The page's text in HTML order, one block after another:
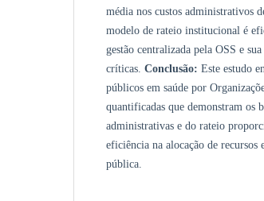
média nos custos administrativos
modelo de rateio institucional é
gestão centralizada pela OSS e
críticas. Conclusão: Este estudo
públicos em saúde por
quantificadas que demonstram os
administrativas e do rateio
eficiência na alocação de recursos
pública.